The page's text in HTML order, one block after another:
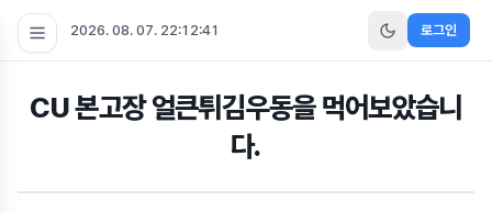
2026. 08. 07. 22:12:41 로그인
CU 본고장 얼큰튀김우동을 먹어보았습니
다.